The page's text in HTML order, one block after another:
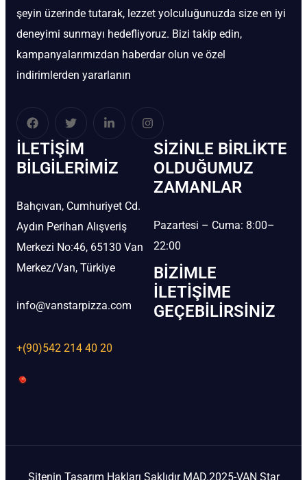
şeyin üzerinde tutarak, lezzet yolculuğunuzda size en iyi
deneyimi sunmayı hedefliyoruz. Bizi takip edin,
kampanyalarımızdan haberdar olun ve özel
indirimlerden yararlanın
İLETIŞIM
BİLGILERIMIZ
Bahçıvan, Cumhuriyet Cd.
Aydın Perihan Alışveriş
Merkezi No:46, 65130 Van
Merkez/Van, Türkiye
info@vanstarpizza.com
+(90)542 214 40 20
SIZINLE BIRLIKTE
OLDUĞUMUZ
ZAMANLAR
Pazartesi – Cuma: 8:00–
22:00
BIZIMLE
İLETIŞIME
GEÇEBILIRSINIZ
Sitenin Tasarım Hakları Saklıdır MAD.2025-VAN Star